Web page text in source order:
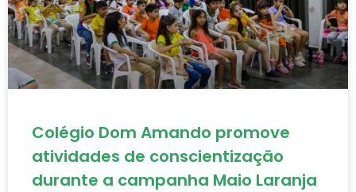
Colégio Dom Amando promove
atividades de conscientização
durante a campanha Maio Laranja